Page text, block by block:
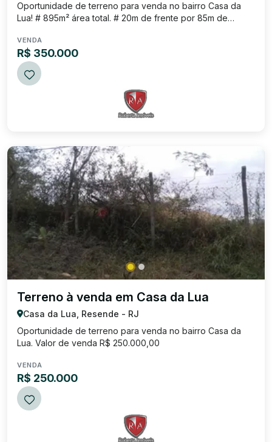
Oportunidade de terreno para venda no bairro Casa da
Lua! # 895m² área total. # 20m de frente por 85m de
localização, próximo de diversos estabelecimentos
comerciais e localizado em um dos me...
VENDA
R$ 350.000
Terreno à venda em Casa da Lua
Casa da Lua, Resende - RJ
Oportunidade de terreno para venda no bairro Casa da
Lua. Valor de venda R$ 250.000,00
VENDA
R$ 250.000